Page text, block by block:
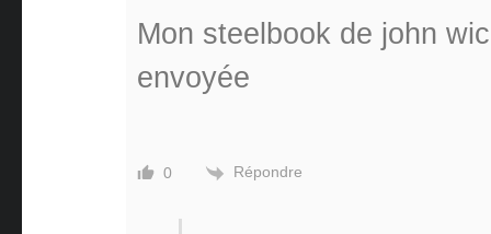
Mon steelbook de john
envoyée
0 Répondre